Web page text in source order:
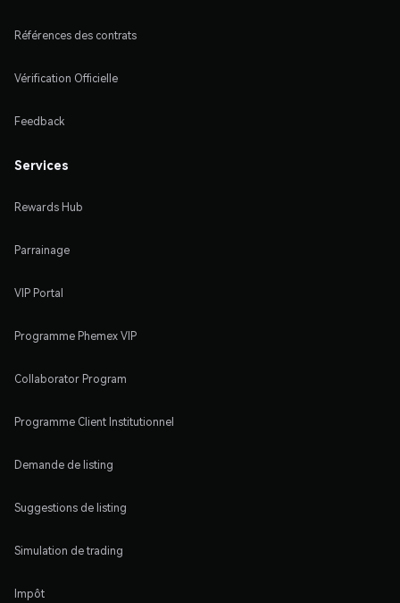
Références des contrats
Vérification Officielle
Feedback
Services
Rewards Hub
Parrainage
VIP Portal
Programme Phemex VIP
Collaborator Program
Programme Client Institutionnel
Demande de listing
Suggestions de listing
Simulation de trading
Impôt